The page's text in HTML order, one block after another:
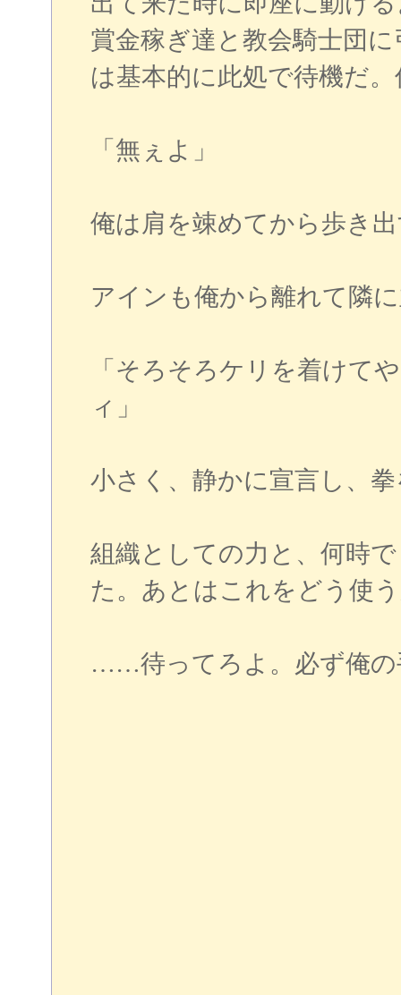
賞金稼ぎ達と教会騎士団
は基本的に此処で待機だ
「無ぇよ」
俺は肩を竦めてから歩き
アインも俺から離れて隣
「そろそろケリを着け
ィ」
小さく、静かに宣言し、
組織としての力と、何時
た。あとはこれをどう使
……待ってろよ。必ず俺の